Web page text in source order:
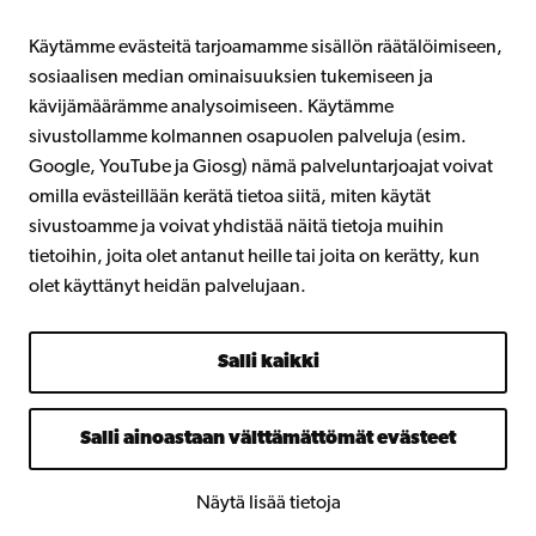
Käytämme evästeitä tarjoamamme sisällön räätälöimiseen,
sosiaalisen median ominaisuuksien tukemiseen ja
kävijämäärämme analysoimiseen. Käytämme
sivustollamme kolmannen osapuolen palveluja (esim.
Google, YouTube ja Giosg) nämä palveluntarjoajat voivat
omilla evästeillään kerätä tietoa siitä, miten käytät
sivustoamme ja voivat yhdistää näitä tietoja muihin
tietoihin, joita olet antanut heille tai joita on kerätty, kun
olet käyttänyt heidän palvelujaan.
Salli kaikki
Salli ainoastaan välttämättömät evästeet
Näytä lisää tietoja
Facebook Instagram YouTube LinkedIn Blog Snapchat